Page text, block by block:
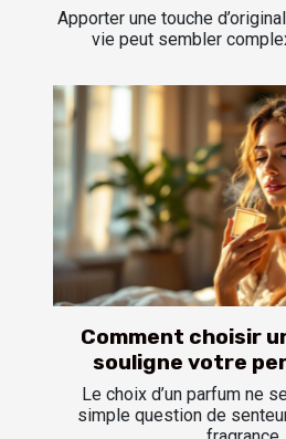
Apporter une touche
vie peut sembler
Comment choisir
souligne votre
Le choix d’un parfum ne
simple question de